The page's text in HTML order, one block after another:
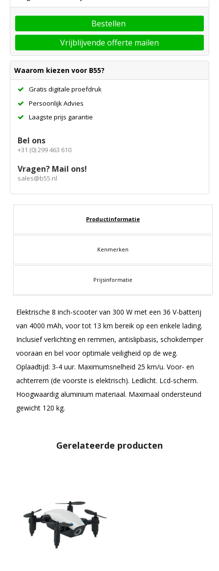
Bestellen
Vrijblijvende offerte mailen
Waarom kiezen voor B55?
Gratis digitale proefdruk
Persoonlijk Advies
Laagste prijs garantie
Bel ons
+31 (0) 299 463 610
Vragen? Mail ons!
sales@b55.nl
Productinformatie
Kenmerken
Prijsinformatie
Elektrische 8 inch-scooter van 300 W met een 36 V-batterij
van 4000 mAh, voor tot 13 km bereik op een enkele lading.
Inclusief verlichting en remmen, antislipbasis, schokdemper
vooraan en bel voor optimale veiligheid op de weg.
Oplaadtijd: 3-4 uur. Maximumsnelheid 25 km/u. Voor- en
achterrem (de voorste is elektrisch). Ledlicht. Lcd-scherm.
Hoogwaardig aluminium materiaal. Maximaal ondersteund
gewicht 120 kg.
Gerelateerde producten